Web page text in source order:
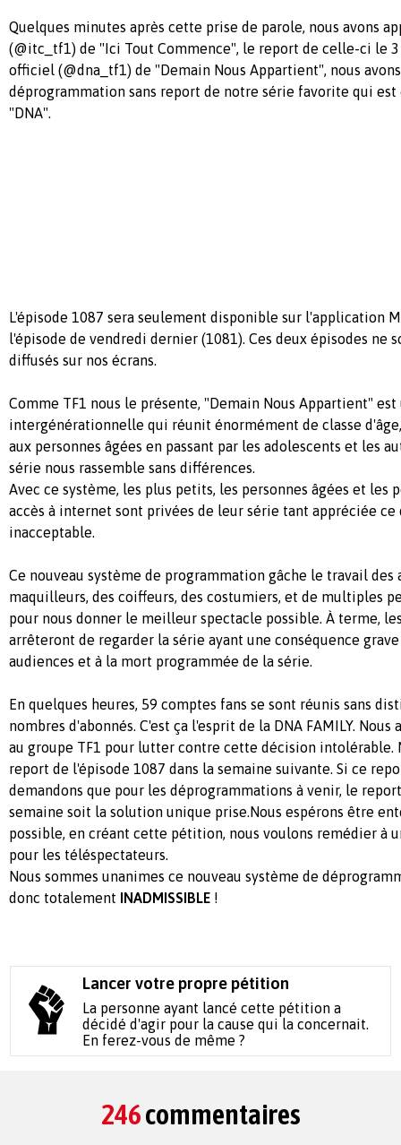
Quelques minutes après cette prise de parole, nous avons
(@itc_tf1) de "Ici Tout Commence", le report de celle-ci le
officiel (@dna_tf1) de "Demain Nous Appartient", nous
déprogrammation sans report de notre série favorite qui
"DNA".
L'épisode 1087 sera seulement disponible sur l'application
l'épisode de vendredi dernier (1081). Ces deux épisodes ne
diffusés sur nos écrans.
Comme TF1 nous le présente, "Demain Nous Appartient" est
intergénérationnelle qui réunit énormément de classe
aux personnes âgées en passant par les adolescents et les
série nous rassemble sans différences.
Avec ce système, les plus petits, les personnes âgées et les
accès à internet sont privées de leur série tant appréciée
inacceptable.
Ce nouveau système de programmation gâche le travail des
maquilleurs, des coiffeurs, des costumiers, et de multiples
pour nous donner le meilleur spectacle possible. À terme,
arrêteront de regarder la série ayant une conséquence
audiences et à la mort programmée de la série.
En quelques heures, 59 comptes fans se sont réunis sans
nombres d'abonnés. C'est ça l'esprit de la DNA FAMILY.
au groupe TF1 pour lutter contre cette décision intolérable.
report de l'épisode 1087 dans la semaine suivante. Si ce
demandons que pour les déprogrammations à venir, le
semaine soit la solution unique prise.Nous espérons être
possible, en créant cette pétition, nous voulons remédier à
pour les téléspectateurs.
Nous sommes unanimes ce nouveau système de
donc totalement INADMISSIBLE !
Lancer votre propre pétition
La personne ayant lancé cette pétition a
décidé d'agir pour la cause qui la concernait.
En ferez-vous de même ?
246commentaires